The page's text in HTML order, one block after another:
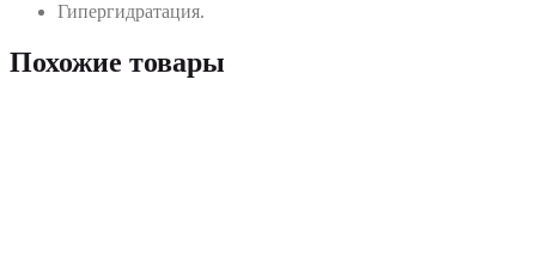
Гипергидратация.
Похожие товары